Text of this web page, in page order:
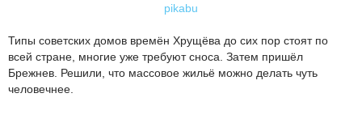
pikabu
Типы советских домов времён Хрущёва до сих пор стоят по
всей стране, многие уже требуют сноса. Затем пришёл
Брежнев. Решили, что массовое жильё можно делать чуть
человечнее.